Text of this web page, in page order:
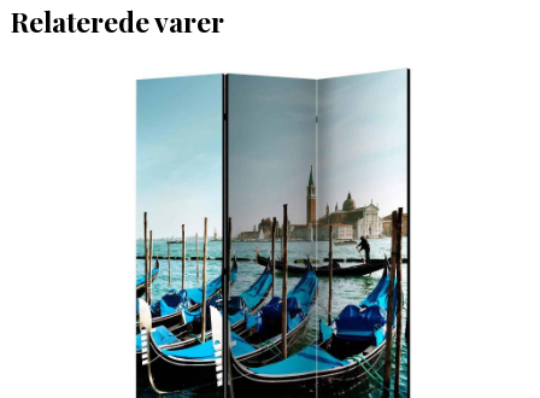
Mexico City Plakater
New York City Plakater
San Francisco Plakater
Shanghai Plakater
Singapore Plakater
Sydney Plakater
Tokyo Plakater
Verdenskort Plakater
Madplakater
Ørne Plakater
Pindsvine Plakater
Rio de Janeiro Plakater
Sportsplakater
Relaterede varer